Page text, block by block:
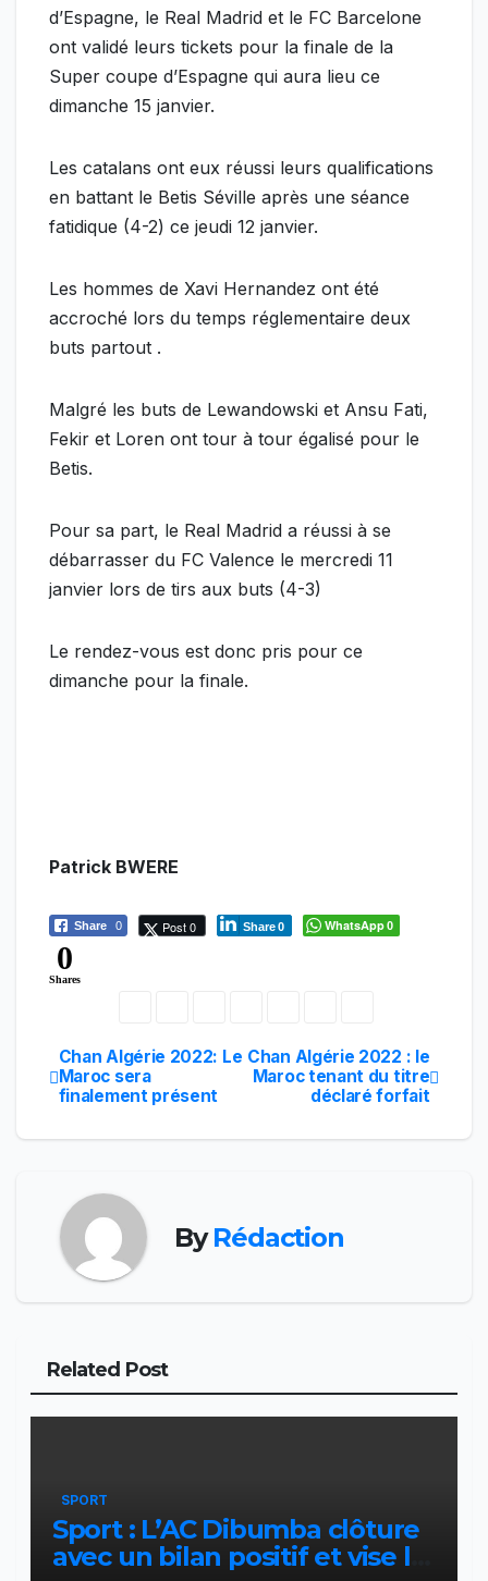
d’Espagne, le Real Madrid et le FC Barcelone
ont validé leurs tickets pour la finale de la
Super coupe d’Espagne qui aura lieu ce
dimanche 15 janvier.
Les catalans ont eux réussi leurs qualifications
en battant le Betis Séville après une séance
fatidique (4-2) ce jeudi 12 janvier.
Les hommes de Xavi Hernandez ont été
accroché lors du temps réglementaire deux
buts partout .
Malgré les buts de Lewandowski et Ansu Fati,
Fekir et Loren ont tour à tour égalisé pour le
Betis.
Pour sa part, le Real Madrid a réussi à se
débarrasser du FC Valence le mercredi 11
janvier lors de tirs aux buts (4-3)
Le rendez-vous est donc pris pour ce
dimanche pour la finale.
Patrick BWERE
Share 0 Post 0 Share0 WhatsApp0
0
Shares
Navigation
de
Chan Algérie 2022 : le
Maroc tenant du titre
déclaré forfait
Chan Algérie 2022: Le
Maroc sera
finalement présent
ByRédaction
Related Post
SPORT
Sport : L’AC Dibumba clôture
avec un bilan positif et vise la